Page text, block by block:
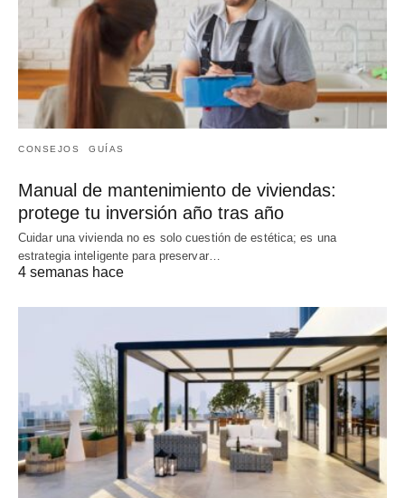
CONSEJOS GUÍAS
Manual de mantenimiento de viviendas:
protege tu inversión año tras año
Cuidar una vivienda no es solo cuestión de estética; es una
estrategia inteligente para preservar…
4 semanas hace